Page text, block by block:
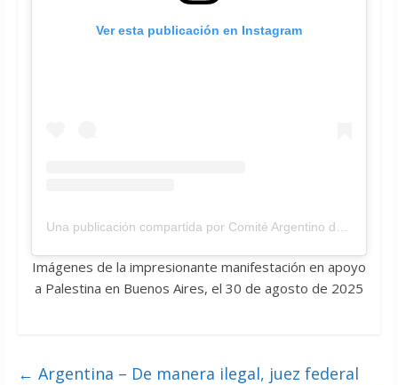
Ver esta publicación en Instagram
Una publicación compartida por Comité Argentino de Solidaridad con el Pueblo Palestino (@accionxpalestinaargentina)
Imágenes de la impresionante manifestación en apoyo
a Palestina en Buenos Aires, el 30 de agosto de 2025
← Argentina – De manera ilegal, juez federal